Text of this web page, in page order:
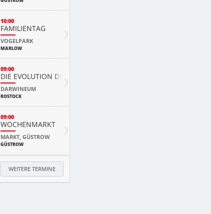
10:00
FAMILIENTAG
VOGELPARK
MARLOW
09:00
DIE EVOLUTION DER TIERE MIT PLAYMOBIL
DARWINEUM
ROSTOCK
09:00
WOCHENMARKT
MARKT, GÜSTROW
GÜSTROW
WEITERE TERMINE